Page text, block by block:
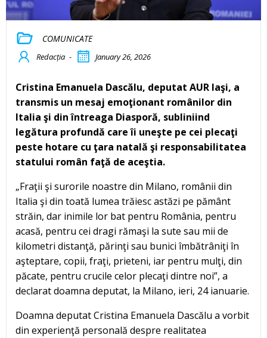
COMUNICATE
Redacția - January 26, 2026
Cristina Emanuela Dascălu, deputat AUR Iaşi, a
transmis un mesaj emoţionant românilor din
Italia şi din întreaga Diasporă, subliniind
legătura profundă care îi uneşte pe cei plecaţi
peste hotare cu ţara natală şi responsabilitatea
statului român faţă de aceştia.
„Fraţii şi surorile noastre din Milano, românii din
Italia şi din toată lumea trăiesc astăzi pe pământ
străin, dar inimile lor bat pentru România, pentru
acasă, pentru cei dragi rămaşi la sute sau mii de
kilometri distanţă, părinţi sau bunici îmbătrâniţi în
aşteptare, copii, fraţi, prieteni, iar pentru mulţi, din
păcate, pentru crucile celor plecaţi dintre noi”, a
declarat doamna deputat, la Milano, ieri, 24 ianuarie.
Doamna deputat Cristina Emanuela Dascălu a vorbit
din experienţă personală despre realitatea